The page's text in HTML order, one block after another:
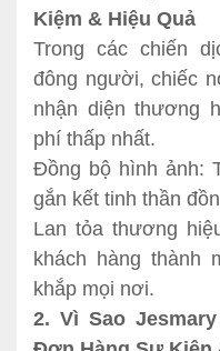
Kiệm & Hiệu Quả
Trong các chiến
đông người, chiếc
nhận diện thương
phí thấp nhất.
Đồng bộ hình ảnh:
gắn kết tinh thần
Lan tỏa thương
khách hàng thành
khắp mọi nơi.
2. Vì Sao